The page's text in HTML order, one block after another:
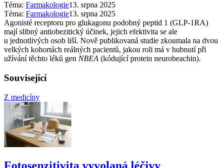
Téma: Farmakologie13. srpna 2025
Téma: Farmakologie13. srpna 2025
Agonisté receptoru pro glukagonu podobný peptid 1 (GLP-1RA)
mají slibný antiobezitický účinek, jejich efektivita se ale
u jednotlivých osob liší. Nově publikovaná studie zkoumala na dvou
velkých kohortách reálných pacientů, jakou roli má v hubnutí při
užívání těchto léků gen NBEA (kódující protein neurobeachin).
Související
Z medicíny
Fotosenzitivita vyvolaná léčivy